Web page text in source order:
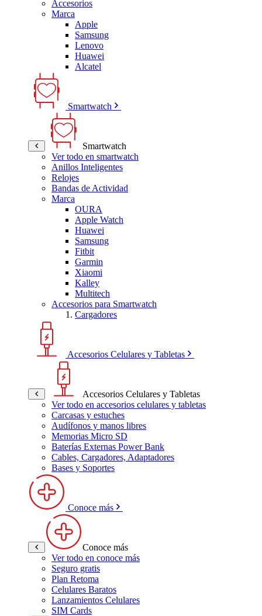
Accesorios
Marca
Apple
Samsung
Lenovo
Huawei
Alcatel
Smartwatch
Smartwatch
Ver todo en smartwatch
Anillos Inteligentes
Relojes
Bandas de Actividad
Marca
OURA
Apple Watch
Huawei
Samsung
Fitbit
Garmin
Xiaomi
Kalley
Multitech
Accesorios para Smartwatch
Cargadores
Accesorios Celulares y Tabletas
Accesorios Celulares y Tabletas
Ver todo en accesorios celulares y tabletas
Carcasas y estuches
Audífonos y manos libres
Memorias Micro SD
Baterías Externas Power Bank
Cables, Cargadores, Adaptadores
Bases y Soportes
Conoce más
Conoce más
Ver todo en conoce más
Seguro gratis
Plan Retoma
Celulares Baratos
Lanzamientos Celulares
SIM Cards